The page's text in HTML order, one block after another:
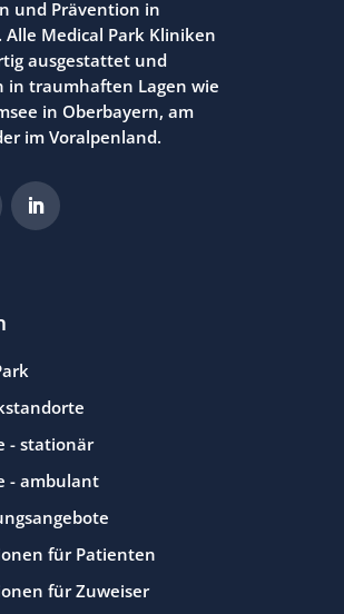
und Prävention in
Alle Medical Park Kliniken
ausgestattet und
in traumhaften Lagen wie
in Oberbayern, am
im Voralpenland.
- stationär
- ambulant
für Patienten
für Zuweiser